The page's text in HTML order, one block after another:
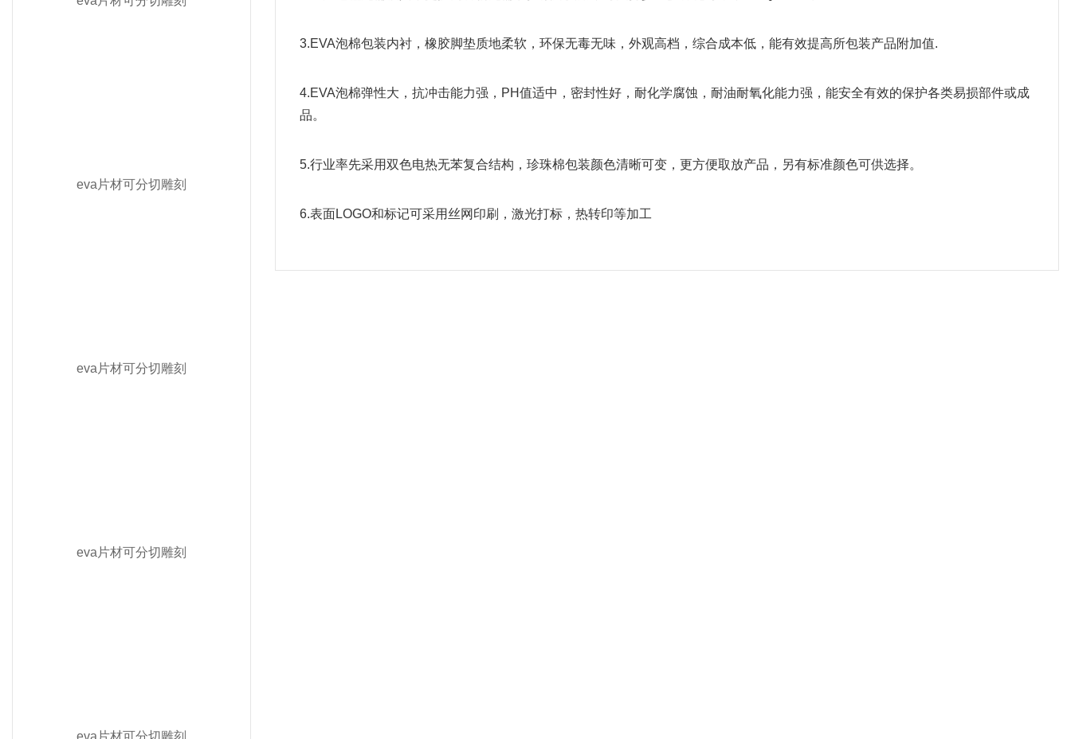
eva片材可分切雕刻
eva片材可分切雕刻
eva片材可分切雕刻
eva片材可分切雕刻
3.EVA泡棉包装内衬，橡胶脚垫质地柔软，环保无毒无味，外观高档，综合成本低，能有效提高所包装产品附加值.
4.EVA泡棉弹性大，抗冲击能力强，PH值适中，密封性好，耐化学腐蚀，耐油耐氧化能力强，能安全有效的保护各类易损部件或成
品。
5.行业率先采用双色电热无苯复合结构，珍珠棉包装颜色清晰可变，更方便取放产品，另有标准颜色可供选择。
6.表面LOGO和标记可采用丝网印刷，激光打标，热转印等加工